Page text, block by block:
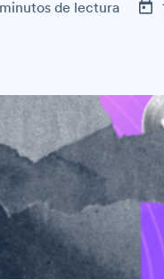
de lectura